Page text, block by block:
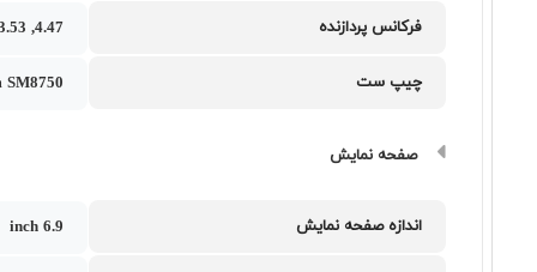
فرکانس پردازنده 4.47, 3.53 گیگاهرتز
چیپ ست SM8750
صفحه نمایش
اندازه صفحه نمایش 6.9 inch